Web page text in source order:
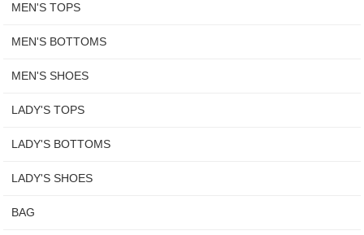
MEN'S TOPS
MEN'S BOTTOMS
MEN'S SHOES
LADY'S TOPS
LADY'S BOTTOMS
LADY'S SHOES
BAG